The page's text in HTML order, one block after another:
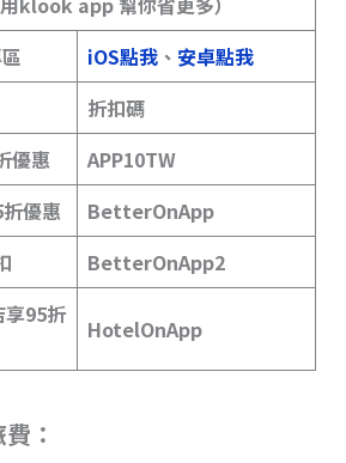
iOS點我、 安卓點我
折扣碼
優惠
APP10TW
優惠
BetterOnApp
BetterOnApp2
95折
HotelOnApp
：